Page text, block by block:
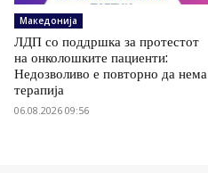
Македонија
ЛДП со поддршка за протестот
на онколошките пациенти:
Недозволиво е повторно да нема
терапија
06.08.2026 09:56